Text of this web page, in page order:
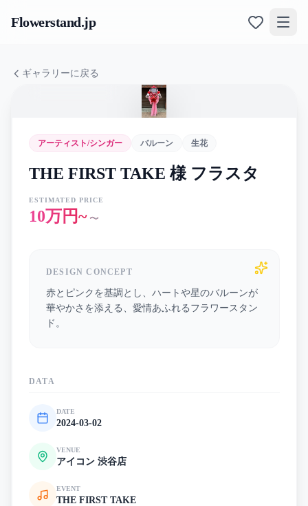
Flowerstand.jp
ギャラリーに戻る
アーティスト/シンガー バルーン 生花
THE FIRST TAKE 様 フラスタ
ESTIMATED PRICE
10万円~ 〜
DESIGN CONCEPT
赤とピンクを基調とし、ハートや星のバルーンが
華やかさを添える、愛情あふれるフラワースタン
ド。
DATA
DATE
2024-03-02
VENUE
アイコン 渋谷店
EVENT
THE FIRST TAKE